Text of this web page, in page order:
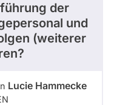
der
und
(weiterer
Lucie Hammecke